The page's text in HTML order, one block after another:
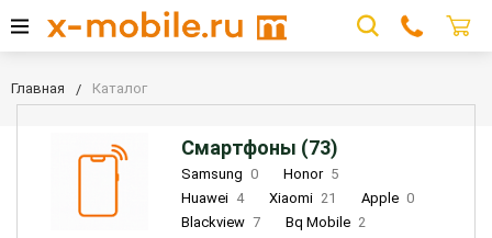
Главная Каталог
Смартфоны (73)
Samsung 0 Honor 5
Huawei 4 Xiaomi 21 Apple 0
Blackview 7 Bq Mobile 2